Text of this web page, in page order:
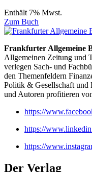
Enthält 7% Mwst.
Zum Buch
Frankfurter Allgemeine
Allgemeinen Zeitung und
verlegen Sach- und
den Themenfeldern
Politik & Gesellschaft und
und Autoren profitieren
https://
https://
https://
Der Verlag